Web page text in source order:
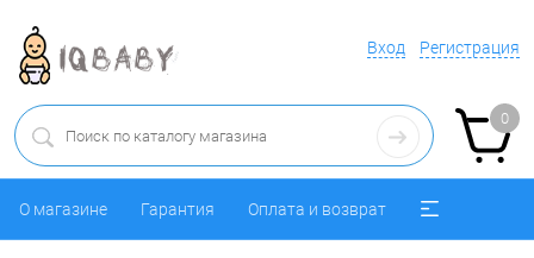
Вход Регистрация
0
О магазине Гарантия Оплата и возврат